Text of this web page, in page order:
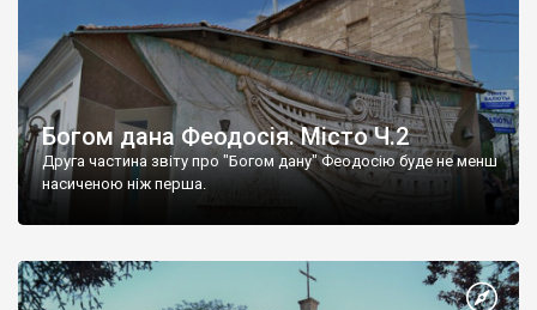
Богом дана Феодосія. Місто Ч.2
Друга частина звіту про "Богом дану" Феодосію буде не менш
насиченою ніж перша.